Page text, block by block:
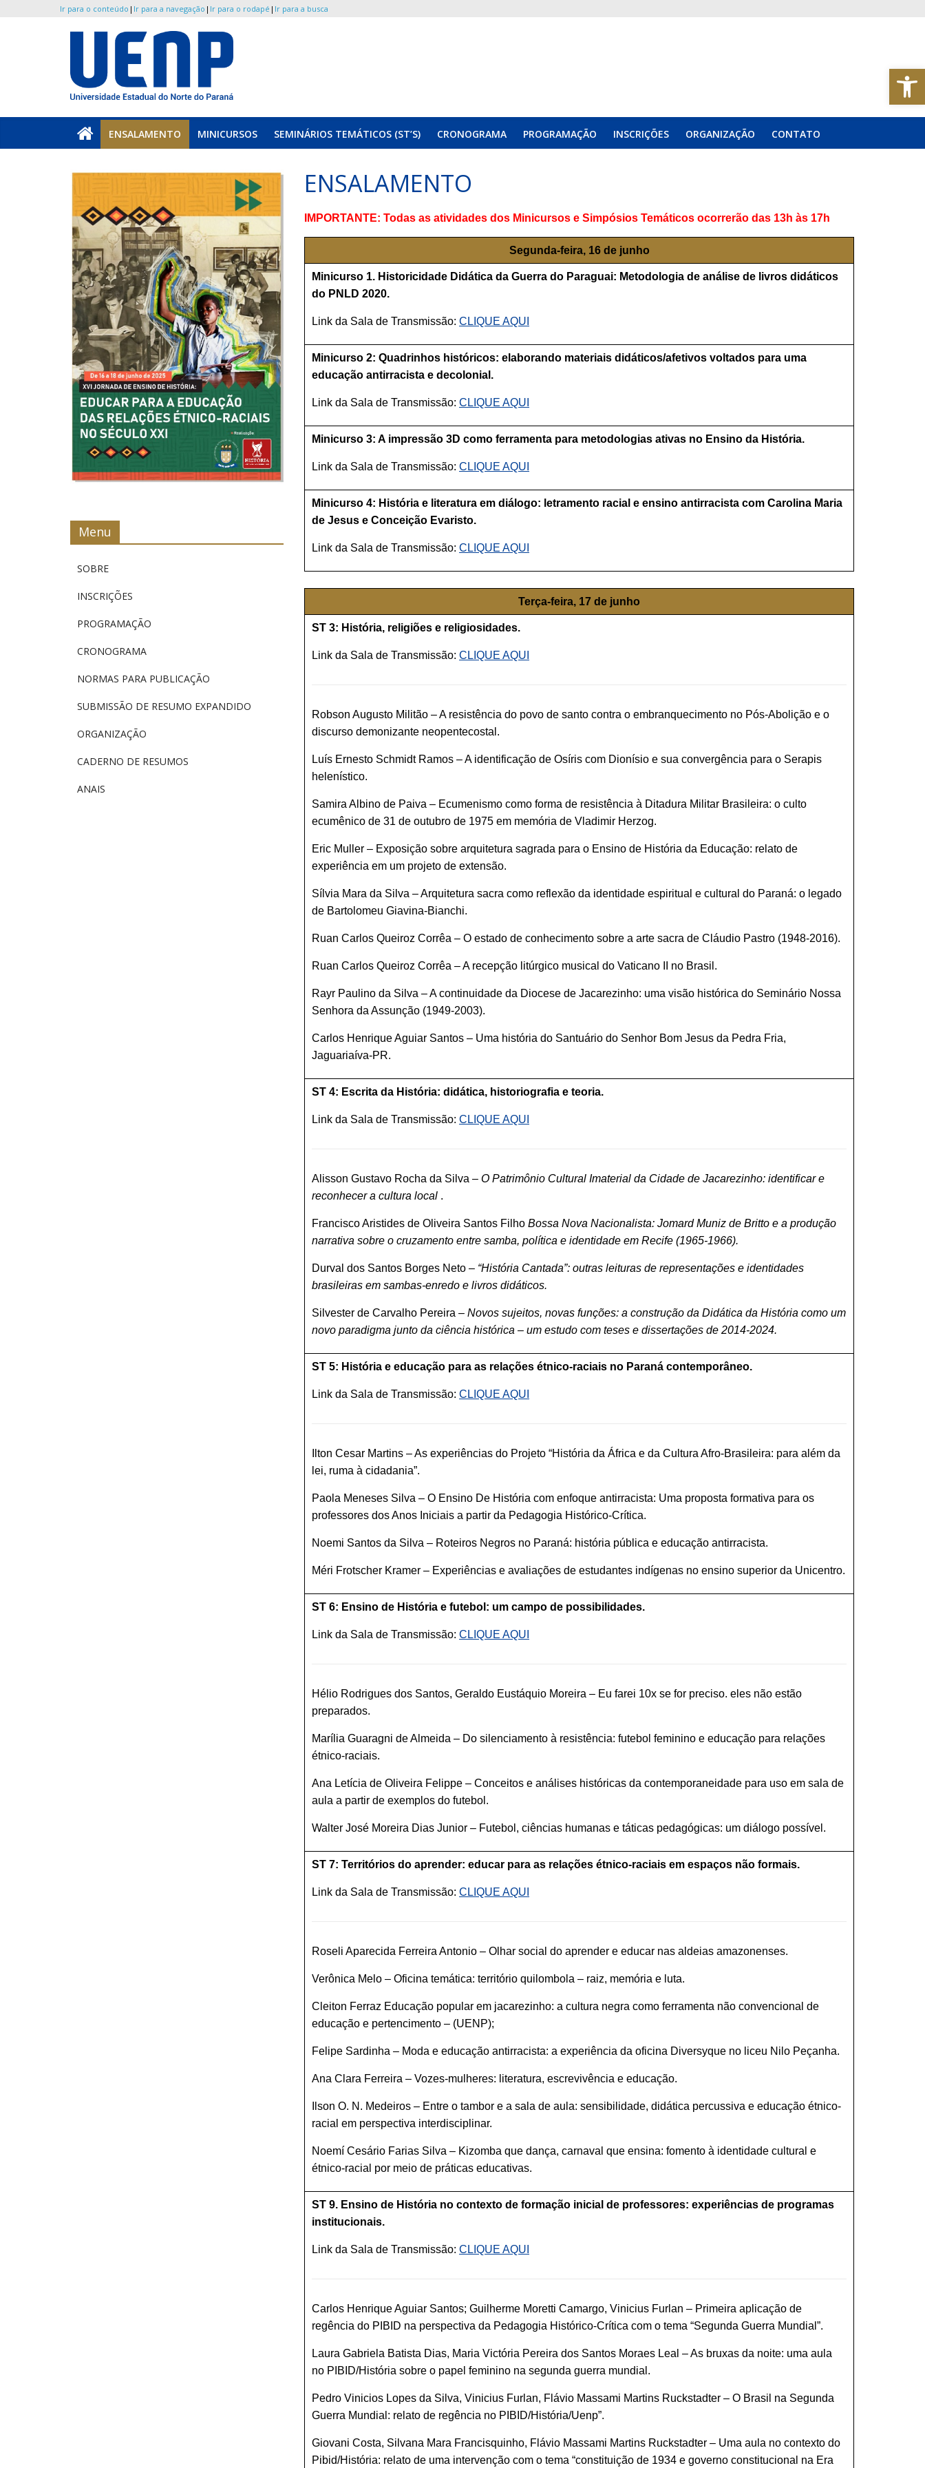
Abrir a barra de ferramentas
Ir para o conteúdo | Ir para a navegação | Ir para o rodapé | Ir para a busca
UENP
/
JEHUENP
Ensino
de
História
ENSALAMENTO MINICURSOS SEMINÁRIOS TEMÁTICOS (ST’S) CRONOGRAMA PROGRAMAÇÃO INSCRIÇÕES ORGANIZAÇÃO CONTATO
ENSALAMENTO
IMPORTANTE: Todas as atividades dos Minicursos e Simpósios Temáticos ocorrerão das 13h às 17h
Segunda-feira, 16 de junho
Minicurso 1. Historicidade Didática da Guerra do Paraguai: Metodologia de análise de livros didáticos
do PNLD 2020.
Link da Sala de Transmissão: CLIQUE AQUI
Minicurso 2: Quadrinhos históricos: elaborando materiais didáticos/afetivos voltados para uma
educação antirracista e decolonial.
Link da Sala de Transmissão: CLIQUE AQUI
Minicurso 3: A impressão 3D como ferramenta para metodologias ativas no Ensino da História.
Link da Sala de Transmissão: CLIQUE AQUI
Minicurso 4: História e literatura em diálogo: letramento racial e ensino antirracista com Carolina Maria
de Jesus e Conceição Evaristo.
Link da Sala de Transmissão: CLIQUE AQUI
Terça-feira, 17 de junho
ST 3: História, religiões e religiosidades.
Link da Sala de Transmissão: CLIQUE AQUI
Robson Augusto Militão – A resistência do povo de santo contra o embranquecimento no Pós-Abolição e o
discurso demonizante neopentecostal.
Luís Ernesto Schmidt Ramos – A identificação de Osíris com Dionísio e sua convergência para o Serapis
helenístico.
Samira Albino de Paiva – Ecumenismo como forma de resistência à Ditadura Militar Brasileira: o culto
ecumênico de 31 de outubro de 1975 em memória de Vladimir Herzog.
Eric Muller – Exposição sobre arquitetura sagrada para o Ensino de História da Educação: relato de
experiência em um projeto de extensão.
Sílvia Mara da Silva – Arquitetura sacra como reflexão da identidade espiritual e cultural do Paraná: o legado
de Bartolomeu Giavina-Bianchi.
Ruan Carlos Queiroz Corrêa – O estado de conhecimento sobre a arte sacra de Cláudio Pastro (1948-2016).
Ruan Carlos Queiroz Corrêa – A recepção litúrgico musical do Vaticano II no Brasil.
Rayr Paulino da Silva – A continuidade da Diocese de Jacarezinho: uma visão histórica do Seminário Nossa
Senhora da Assunção (1949-2003).
Carlos Henrique Aguiar Santos – Uma história do Santuário do Senhor Bom Jesus da Pedra Fria,
Jaguariaíva-PR.
ST 4: Escrita da História: didática, historiografia e teoria.
Link da Sala de Transmissão: CLIQUE AQUI
Alisson Gustavo Rocha da Silva – O Patrimônio Cultural Imaterial da Cidade de Jacarezinho: identificar e
reconhecer a cultura local .
Francisco Aristides de Oliveira Santos Filho Bossa Nova Nacionalista: Jomard Muniz de Britto e a produção
narrativa sobre o cruzamento entre samba, política e identidade em Recife (1965-1966).
Durval dos Santos Borges Neto – “História Cantada”: outras leituras de representações e identidades
brasileiras em sambas-enredo e livros didáticos.
Silvester de Carvalho Pereira – Novos sujeitos, novas funções: a construção da Didática da História como um
novo paradigma junto da ciência histórica – um estudo com teses e dissertações de 2014-2024.
ST 5: História e educação para as relações étnico-raciais no Paraná contemporâneo.
Link da Sala de Transmissão: CLIQUE AQUI
Ilton Cesar Martins – As experiências do Projeto “História da África e da Cultura Afro-Brasileira: para além da
lei, ruma à cidadania”.
Paola Meneses Silva – O Ensino De História com enfoque antirracista: Uma proposta formativa para os
professores dos Anos Iniciais a partir da Pedagogia Histórico-Crítica.
Noemi Santos da Silva – Roteiros Negros no Paraná: história pública e educação antirracista.
Méri Frotscher Kramer – Experiências e avaliações de estudantes indígenas no ensino superior da Unicentro.
ST 6: Ensino de História e futebol: um campo de possibilidades.
Link da Sala de Transmissão: CLIQUE AQUI
Hélio Rodrigues dos Santos, Geraldo Eustáquio Moreira – Eu farei 10x se for preciso. eles não estão
preparados.
Marília Guaragni de Almeida – Do silenciamento à resistência: futebol feminino e educação para relações
étnico-raciais.
Ana Letícia de Oliveira Felippe – Conceitos e análises históricas da contemporaneidade para uso em sala de
aula a partir de exemplos do futebol.
Walter José Moreira Dias Junior – Futebol, ciências humanas e táticas pedagógicas: um diálogo possível.
ST 7: Territórios do aprender: educar para as relações étnico-raciais em espaços não formais.
Link da Sala de Transmissão: CLIQUE AQUI
Roseli Aparecida Ferreira Antonio – Olhar social do aprender e educar nas aldeias amazonenses.
Verônica Melo – Oficina temática: território quilombola – raiz, memória e luta.
Cleiton Ferraz Educação popular em jacarezinho: a cultura negra como ferramenta não convencional de
educação e pertencimento – (UENP);
Felipe Sardinha – Moda e educação antirracista: a experiência da oficina Diversyque no liceu Nilo Peçanha.
Ana Clara Ferreira – Vozes-mulheres: literatura, escrevivência e educação.
Ilson O. N. Medeiros – Entre o tambor e a sala de aula: sensibilidade, didática percussiva e educação étnico-
racial em perspectiva interdisciplinar.
Noemí Cesário Farias Silva – Kizomba que dança, carnaval que ensina: fomento à identidade cultural e
étnico-racial por meio de práticas educativas.
ST 9. Ensino de História no contexto de formação inicial de professores: experiências de programas
institucionais.
Link da Sala de Transmissão: CLIQUE AQUI
Carlos Henrique Aguiar Santos; Guilherme Moretti Camargo, Vinicius Furlan – Primeira aplicação de
regência do PIBID na perspectiva da Pedagogia Histórico-Crítica com o tema “Segunda Guerra Mundial”.
Laura Gabriela Batista Dias, Maria Victória Pereira dos Santos Moraes Leal – As bruxas da noite: uma aula
no PIBID/História sobre o papel feminino na segunda guerra mundial.
Pedro Vinicios Lopes da Silva, Vinicius Furlan, Flávio Massami Martins Ruckstadter – O Brasil na Segunda
Guerra Mundial: relato de regência no PIBID/História/Uenp”.
Giovani Costa, Silvana Mara Francisquinho, Flávio Massami Martins Ruckstadter – Uma aula no contexto do
Pibid/História: relato de uma intervenção com o tema “constituição de 1934 e governo constitucional na Era
Menu
SOBRE
INSCRIÇÕES
PROGRAMAÇÃO
CRONOGRAMA
NORMAS PARA PUBLICAÇÃO
SUBMISSÃO DE RESUMO EXPANDIDO
ORGANIZAÇÃO
CADERNO DE RESUMOS
ANAIS